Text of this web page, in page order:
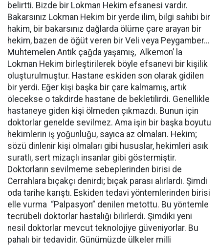
belirtti. Bizde bir Lokman Hekim efsanesi vardır.
Bakarsınız Lokman Hekim bir yerde ilim, bilgi sahibi bir
hakim, bir bakarsınız dağlarda ölüme çare arayan bir
hekim, bazen de öğüt veren bir Veli veya Peygamber…
Muhtemelen Antik çağda yaşamış, Alkemon’ la
Lokman Hekim birleştirilerek böyle efsanevi bir kişilik
oluşturulmuştur. Hastane eskiden son olarak gidilen
bir yerdi. Eğer kişi başka bir çare kalmamış, artık
ölecekse o takdirde hastane de bekletilirdi. Genellikle
hastaneye giden kişi ölmeden çıkmazdı. Bunun için
doktorlar genelde sevilmez. Ama işin bir başka boyutu
hekimlerin iş yoğunluğu, sayıca az olmaları. Hekim;
sözü dinlenir kişi olmaları gibi hususlar, hekimleri asık
suratlı, sert mizaçlı insanlar gibi göstermiştir.
Doktorların sevilmeme sebeplerinden birisi de
Cerrahlara bıçakçı denirdi; bıçak parası alırlardı. Şimdi
oda tarihe karıştı. Eskiden tedavi yöntemlerinden birisi
elle vurma “Palpasyon” denilen metottu. Bu yöntemle
tecrübeli doktorlar hastalığı bilirlerdi. Şimdiki yeni
nesil doktorlar mevcut teknolojiye güveniyorlar. Bu
pahalı bir tedavidir. Günümüzde ülkeler milli